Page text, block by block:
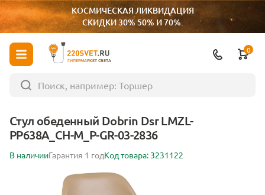
КОСМИЧЕСКАЯ ЛИКВИДАЦИЯ
СКИДКИ 30% 50% И 70%.
ГИПЕРМАРКЕТ СВЕТА
0
Стул обеденный Dobrin Dsr LMZL-
PP638A_CH-M_P-GR-03-2836
В наличииГарантия 1 годКод товара: 3231122